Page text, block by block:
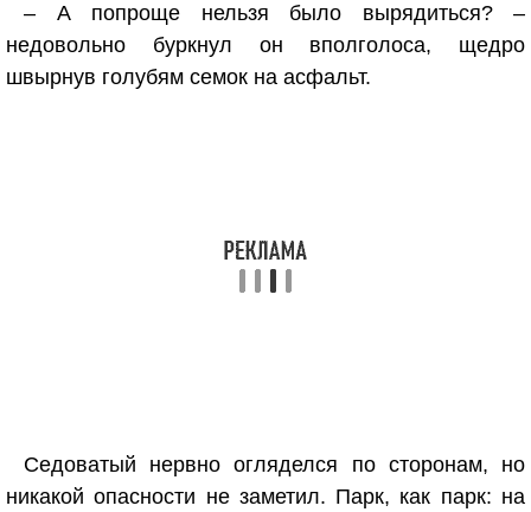
– А попроще нельзя было вырядиться? –
недовольно буркнул он вполголоса, щедро
швырнув голубям семок на асфальт.
Седоватый нервно огляделся по сторонам, но
никакой опасности не заметил. Парк, как парк: на